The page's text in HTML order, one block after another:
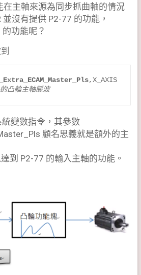
主軸來源為同步抓曲軸的情況
沒有提供 P2-77 的功能，
功能呢？
,X_AXIS
凸輪主軸脈波
統變數指令，其參數
顧名思義就是額外的主
到 P2-77 的輸入主軸的功能。